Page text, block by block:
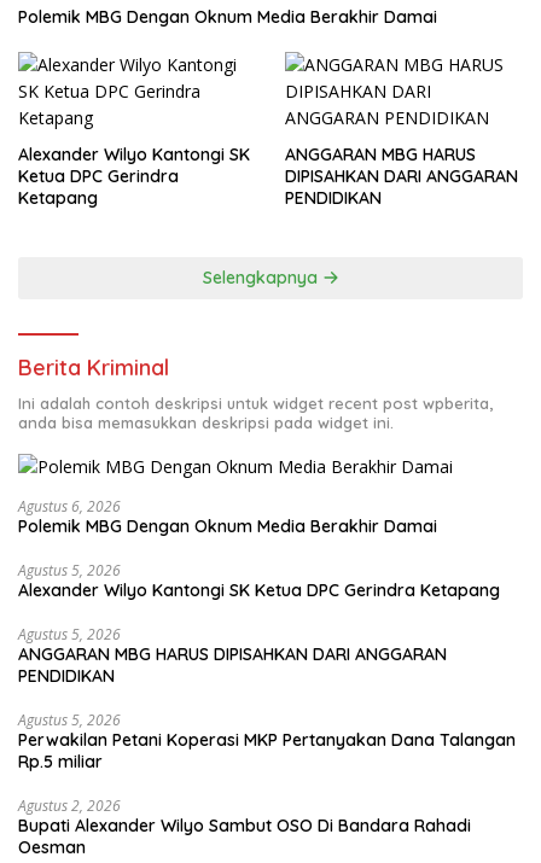
Polemik MBG Dengan Oknum Media Berakhir Damai
Alexander Wilyo Kantongi SK
Ketua DPC Gerindra
Ketapang
ANGGARAN MBG HARUS
DIPISAHKAN DARI ANGGARAN
PENDIDIKAN
Selengkapnya
Berita Kriminal
Ini adalah contoh deskripsi untuk widget recent post wpberita,
anda bisa memasukkan deskripsi pada widget ini.
Agustus 6, 2026
Polemik MBG Dengan Oknum Media Berakhir Damai
Agustus 5, 2026
Alexander Wilyo Kantongi SK Ketua DPC Gerindra Ketapang
Agustus 5, 2026
ANGGARAN MBG HARUS DIPISAHKAN DARI ANGGARAN
PENDIDIKAN
Agustus 5, 2026
Perwakilan Petani Koperasi MKP Pertanyakan Dana Talangan
Rp.5 miliar
Agustus 2, 2026
Bupati Alexander Wilyo Sambut OSO Di Bandara Rahadi
Oesman